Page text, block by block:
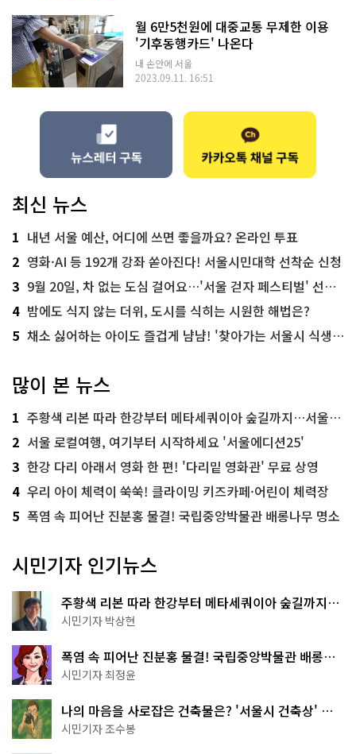
월 6만5천원에 대중교통 무제한 이용
'기후동행카드' 나온다
내 손안에 서울
2023.09.11. 16:51
최신 뉴스
1 내년 서울 예산, 어디에 쓰면 좋을까요? 온라인 투표
2 영화·AI 등 192개 강좌 쏟아진다! 서울시민대학 선착순 신청
3 9월 20일, 차 없는 도심 걸어요…'서울 걷자 페스티벌' 선착순 5천명
4 밤에도 식지 않는 더위, 도시를 식히는 시원한 해법은?
5 채소 싫어하는 아이도 즐겁게 냠냠! '찾아가는 서울시 식생활 교육' 현장
많이 본 뉴스
1 주황색 리본 따라 한강부터 메타세쿼이아 숲길까지…서울둘레길 15코스
2 서울 로컬여행, 여기부터 시작하세요 '서울에디션25'
3 한강 다리 아래서 영화 한 편! '다리밑 영화관' 무료 상영
4 우리 아이 체력이 쑥쑥! 클라이밍 키즈카페·어린이 체력장
5 폭염 속 피어난 진분홍 물결! 국립중앙박물관 배롱나무 명소
시민기자 인기뉴스
주황색 리본 따라 한강부터 메타세쿼이아 숲길까지…
서울둘레길 15코스
시민기자 박상현
폭염 속 피어난 진분홍 물결! 국립중앙박물관 배롱나
무 명소
시민기자 최정윤
나의 마음을 사로잡은 건축물은? '서울시 건축상' 수
상작 공개!
시민기자 조수봉